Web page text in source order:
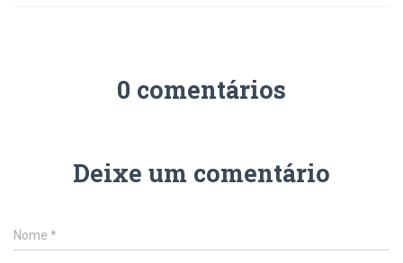
0 comentários
Deixe um comentário
Nome *